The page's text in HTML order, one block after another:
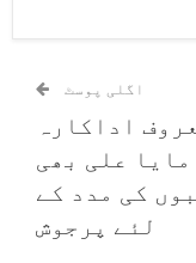
لیکن
کی مدد
میں
اور راشن
اگلی پوسٹ
اداکارہ
مایا علی بھی
کی مدد کے
لئے پرجوش